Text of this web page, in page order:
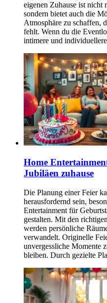
eigenen Zuhause ist nicht
sondern bietet auch die
Atmosphäre zu schaffen,
fehlt. Wenn du die
intimere und
Home
Jubiläen zuhause
Die Planung einer Feier
herausfordernd sein,
Entertainment für
gestalten. Mit den
werden persönliche
verwandelt. Originelle
unvergessliche Momente
bleiben. Durch gezielte